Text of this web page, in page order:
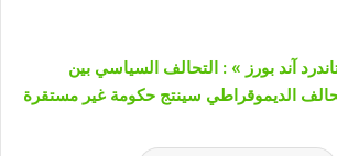
آند بورز » : التحالف السياسي بين
الديموقراطي سينتج حكومة غير مستقرة